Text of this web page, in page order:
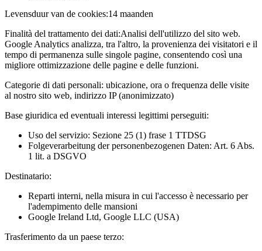
Levensduur van de cookies:14 maanden
Finalità del trattamento dei dati:Analisi dell'utilizzo del sito web.
Google Analytics analizza, tra l'altro, la provenienza dei visitatori e il
tempo di permanenza sulle singole pagine, consentendo così una
migliore ottimizzazione delle pagine e delle funzioni.
Categorie di dati personali: ubicazione, ora o frequenza delle visite
al nostro sito web, indirizzo IP (anonimizzato)
Base giuridica ed eventuali interessi legittimi perseguiti:
Uso del servizio: Sezione 25 (1) frase 1 TTDSG
Folgeverarbeitung der personenbezogenen Daten: Art. 6 Abs.
1 lit. a DSGVO
Destinatario:
Reparti interni, nella misura in cui l'accesso è necessario per
l'adempimento delle mansioni
Google Ireland Ltd, Google LLC (USA)
Trasferimento da un paese terzo: